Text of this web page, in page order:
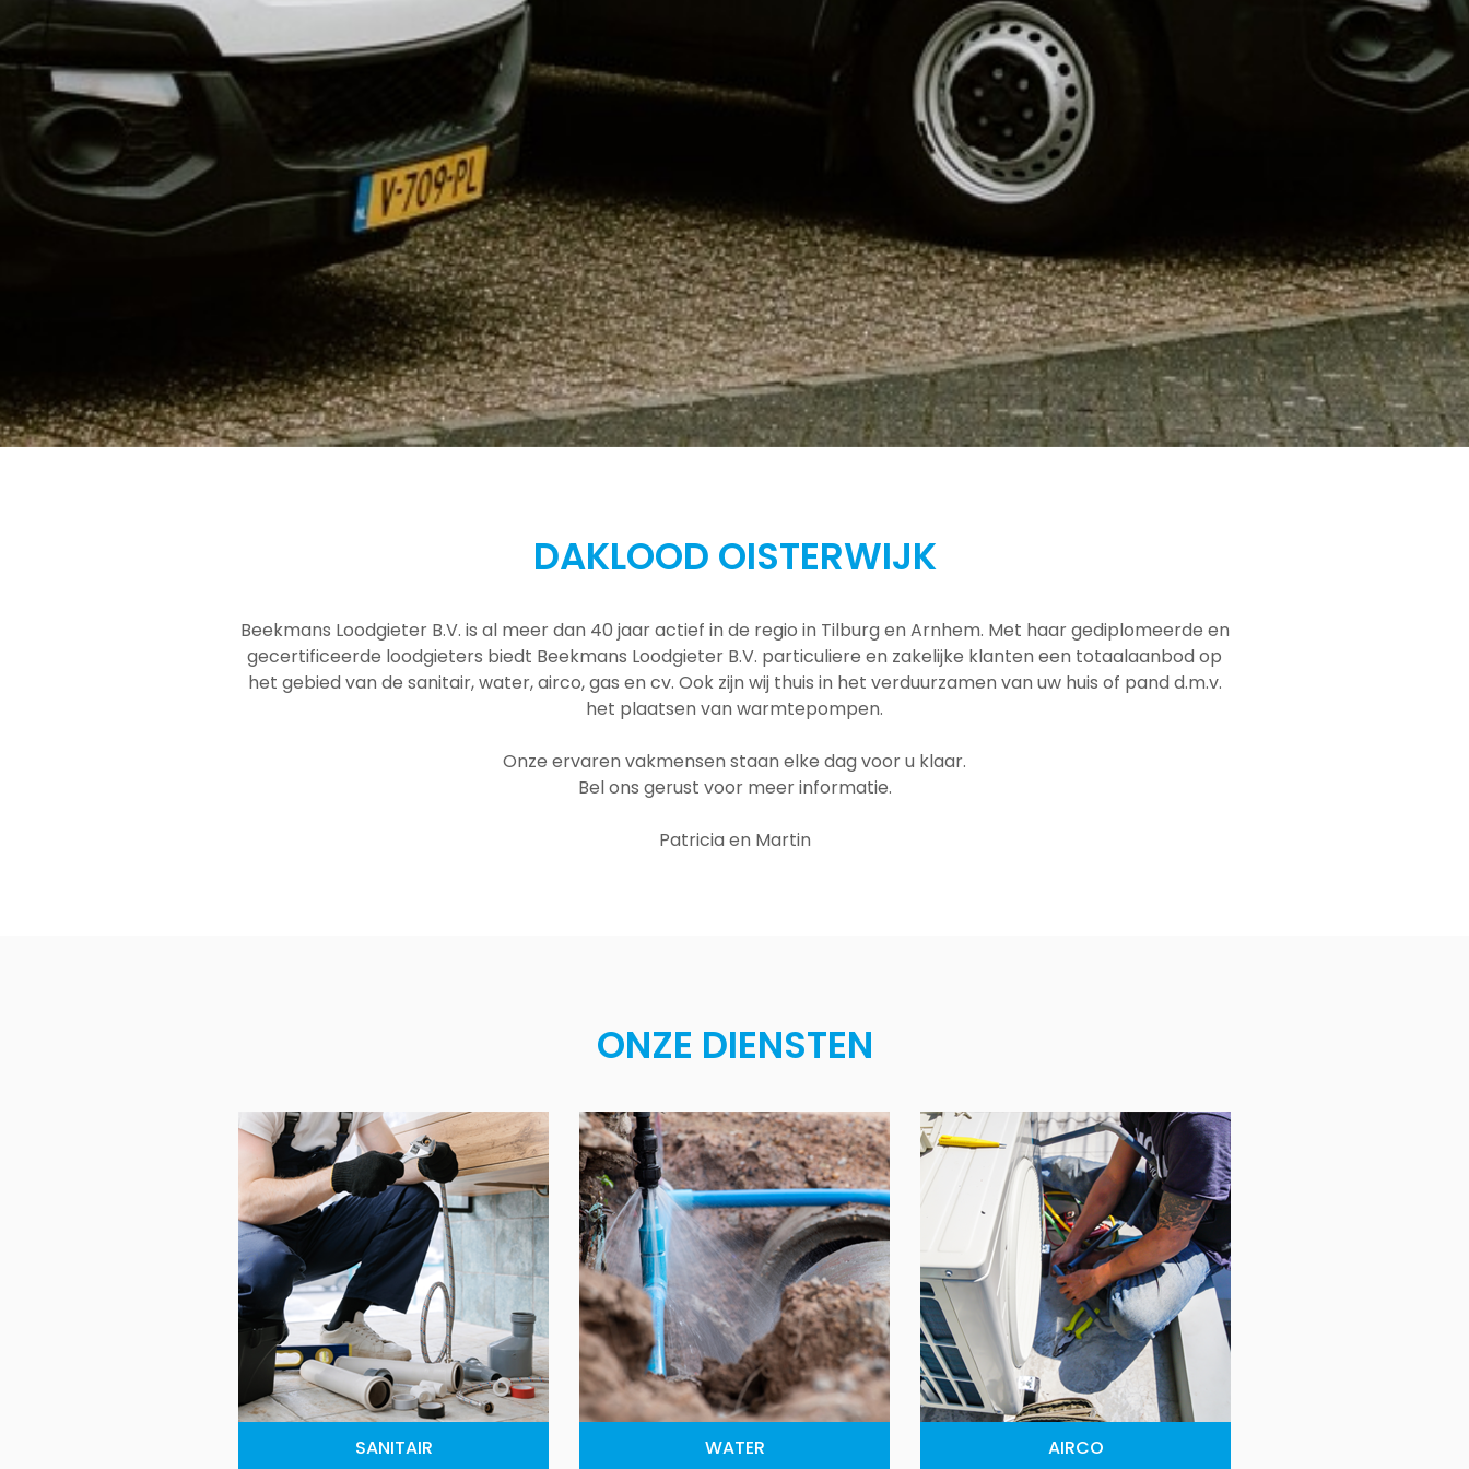
DAKLOOD OISTERWIJK
Beekmans Loodgieter B.V. is al meer dan 40 jaar actief in de regio in Tilburg en Arnhem. Met haar gediplomeerde en
gecertificeerde loodgieters biedt Beekmans Loodgieter B.V. particuliere en zakelijke klanten een totaalaanbod op
het gebied van de sanitair, water, airco, gas en cv. Ook zijn wij thuis in het verduurzamen van uw huis of pand d.m.v.
het plaatsen van warmtepompen.
Onze ervaren vakmensen staan elke dag voor u klaar.
Bel ons gerust voor meer informatie.
Patricia en Martin
ONZE DIENSTEN
SANITAIR WATER AIRCO